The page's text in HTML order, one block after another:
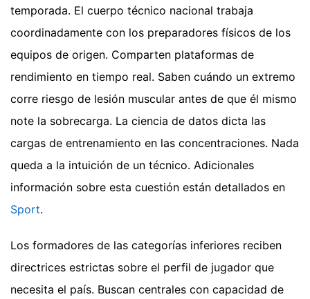
temporada. El cuerpo técnico nacional trabaja
coordinadamente con los preparadores físicos de los
equipos de origen. Comparten plataformas de
rendimiento en tiempo real. Saben cuándo un extremo
corre riesgo de lesión muscular antes de que él mismo
note la sobrecarga. La ciencia de datos dicta las
cargas de entrenamiento en las concentraciones. Nada
queda a la intuición de un técnico. Adicionales
información sobre esta cuestión están detallados en
Sport.
Los formadores de las categorías inferiores reciben
directrices estrictas sobre el perfil de jugador que
necesita el país. Buscan centrales con capacidad de